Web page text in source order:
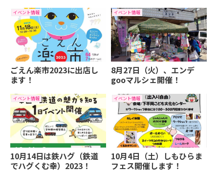
イベント情報
ごえん楽市2023に出店し
ます！
イベント情報
8月27日（火）、エンデ
gooマルシェ開催！
イベント情報
10月14日は鉄ハグ（鉄道
でハグくむ幸）2023！
イベント情報
10月4日（土）しもひらま
フェス開催します！